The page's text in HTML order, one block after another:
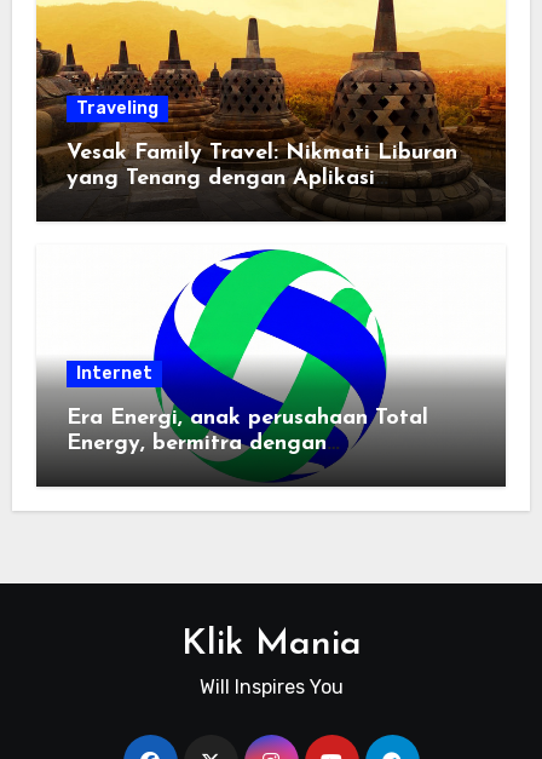
Traveling
Vesak Family Travel: Nikmati Liburan
yang Tenang dengan Aplikasi
Pemindai PDF
Internet
Era Energi, anak perusahaan Total
Energy, bermitra dengan
Zhuochuangtong untuk mempercepat
transisi energi Indonesia — raksasa
Klik Mania
Will Inspires You